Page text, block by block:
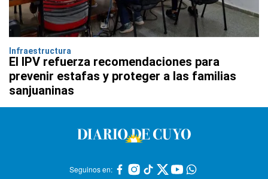
Infraestructura
El IPV refuerza recomendaciones para
prevenir estafas y proteger a las familias
sanjuaninas
Seguinos en: